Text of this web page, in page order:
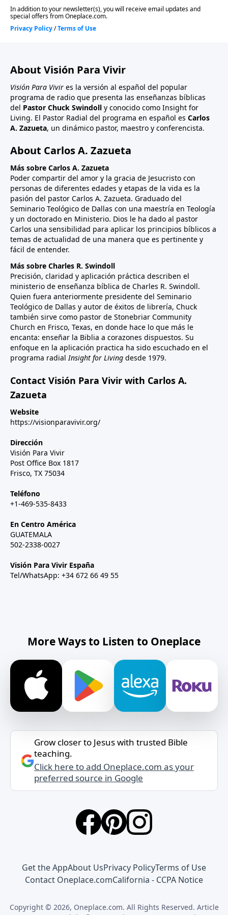
About Visión Para Vivir
Visión Para Vivir es la versión al español del popular
programa de radio que presenta las enseñanzas bíblicas
del Pastor Chuck Swindoll y conocido como Insight for
Living. El Pastor Radial del programa en español es Carlos
A. Zazueta, un dinámico pastor, maestro y conferencista.
About Carlos A. Zazueta
Más sobre Carlos A. Zazueta
Poder compartir del amor y la gracia de Jesucristo con
personas de diferentes edades y etapas de la vida es la
pasión del pastor Carlos A. Zazueta. Graduado del
Seminario Teológico de Dallas con una maestría en Teología
y un doctorado en Ministerio. Dios le ha dado al pastor
Carlos una sensibilidad para aplicar los principios bíblicos a
temas de actualidad de una manera que es pertinente y
fácil de entender.
Más sobre Charles R. Swindoll
Precisión, claridad y aplicación práctica describen el
ministerio de enseñanza bíblica de Charles R. Swindoll.
Quien fuera anteriormente presidente del Seminario
Teológico de Dallas y autor de éxitos de librería, Chuck
también sirve como pastor de Stonebriar Community
Church en Frisco, Texas, en donde hace lo que más le
encanta: enseñar la Biblia a corazones dispuestos. Su
enfoque en la aplicación practica ha sido escuchado en el
programa radialInsight for Living desde 1979.
Contact Visión Para Vivir with Carlos A.
Zazueta
Website
https://visionparavivir.org/
Dirección
Visión Para Vivir
Post Office Box 1817
Frisco, TX 75034
Teléfono
+1-469-535-8433
En Centro América
GUATEMALA
502-2338-0027
Visión Para Vivir España
Tel/WhatsApp: +34 672 66 49 55
More Ways to Listen to Oneplace
Grow closer to Jesus with trusted Bible
teaching.
Click here to add Oneplace.com as your
preferred source in Google
Get the AppAbout UsPrivacy PolicyTerms of Use
Contact Oneplace.comCalifornia - CCPA Notice
Copyright © 2026, Oneplace.com. All Rights Reserved. Article